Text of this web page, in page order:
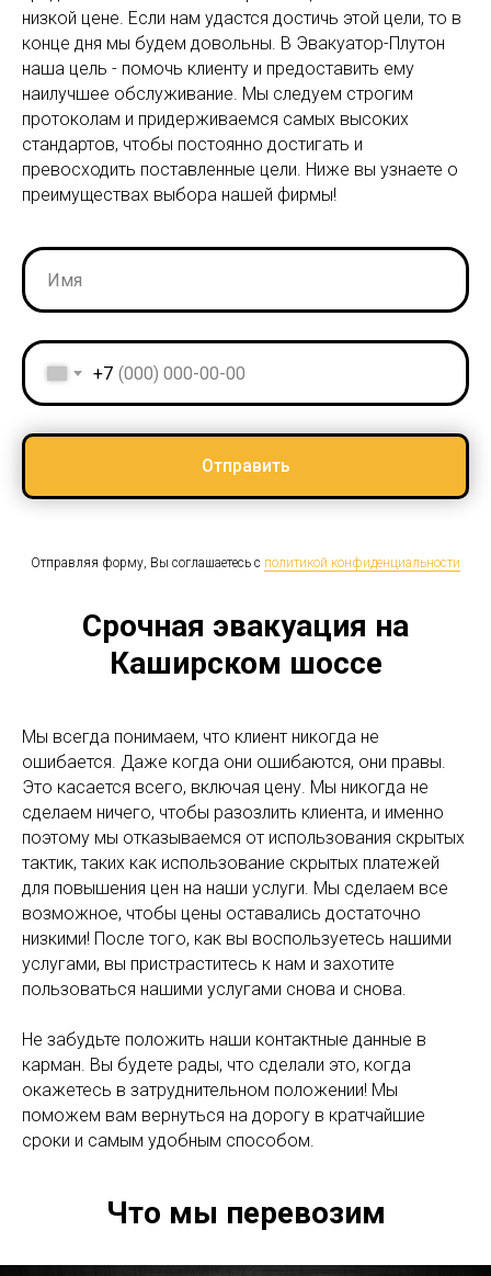
низкой цене. Если нам удастся достичь этой цели, то в
конце дня мы будем довольны. В Эвакуатор-Плутон
наша цель - помочь клиенту и предоставить ему
наилучшее обслуживание. Мы следуем строгим
протоколам и придерживаемся самых высоких
стандартов, чтобы постоянно достигать и
превосходить поставленные цели. Ниже вы узнаете о
преимуществах выбора нашей фирмы!
+7
Отправить
Отправляя форму, Вы соглашаетесь с политикой конфиденциальности
Срочная эвакуация на
Каширском шоссе
Мы всегда понимаем, что клиент никогда не
ошибается. Даже когда они ошибаются, они правы.
Это касается всего, включая цену. Мы никогда не
сделаем ничего, чтобы разозлить клиента, и именно
поэтому мы отказываемся от использования скрытых
тактик, таких как использование скрытых платежей
для повышения цен на наши услуги. Мы сделаем все
возможное, чтобы цены оставались достаточно
низкими! После того, как вы воспользуетесь нашими
услугами, вы пристраститесь к нам и захотите
пользоваться нашими услугами снова и снова.
Не забудьте положить наши контактные данные в
карман. Вы будете рады, что сделали это, когда
окажетесь в затруднительном положении! Мы
поможем вам вернуться на дорогу в кратчайшие
сроки и самым удобным способом.
Что мы перевозим